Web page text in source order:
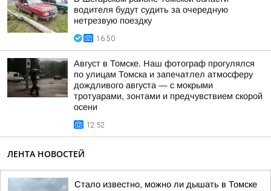
водителя будут судить за очередную
нетрезвую поездку
16:50
Август в Томске. Наш фотограф прогулялся
по улицам Томска и запечатлел атмосферу
дождливого августа — с мокрыми
тротуарами, зонтами и предчувствием скорой
осени
12:52
ЛЕНТА НОВОСТЕЙ
Стало известно, можно ли дышать в Томске